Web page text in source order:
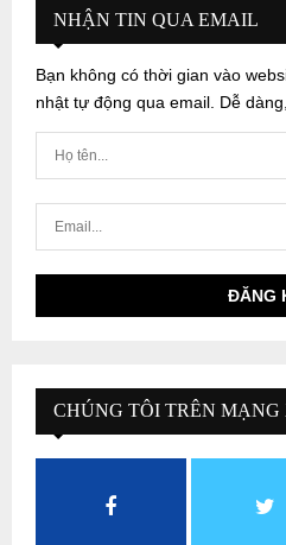
NHẬN TIN QUA EMAIL
Bạn không có thời gian vào
nhật tự động qua email. Dễ
CHÚNG TÔI TRÊN